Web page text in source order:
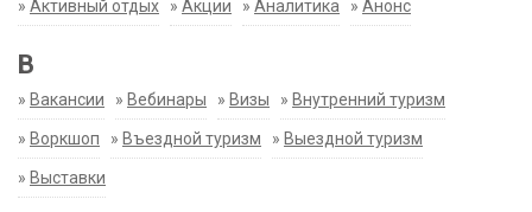
» Активный отдых » Акции » Аналитика » Анонс
В
» Вакансии » Вебинары » Визы » Внутренний туризм
» Воркшоп » Въездной туризм » Выездной туризм
» Выставки